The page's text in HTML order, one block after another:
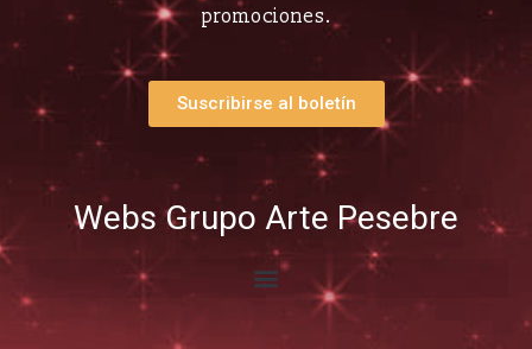
promociones.
Suscribirse al boletín
Webs Grupo Arte Pesebre